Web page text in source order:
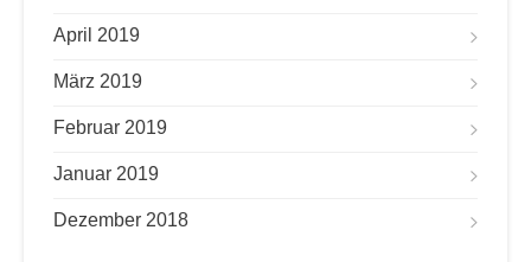
April 2019
März 2019
Februar 2019
Januar 2019
Dezember 2018